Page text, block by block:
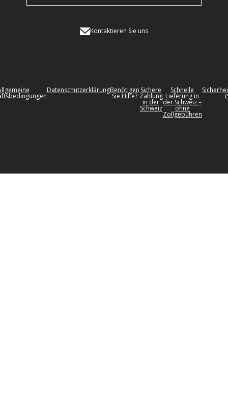
Kontaktieren Sie uns
DatenschutzerklärungBenötigen
Sie Hilfe?
Sichere
Zahlung
in der
Schweiz
Schnelle
Lieferung in
der Schweiz –
ohne
Zollgebühren